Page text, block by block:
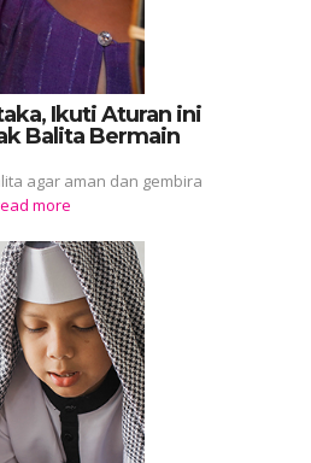
Ikuti Aturan ini
Balita Bermain
agar aman dan gembira
more